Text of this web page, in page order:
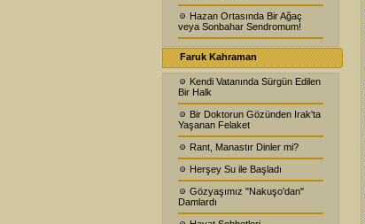
Hazan Ortasında Bir Ağaç
veya Sonbahar Sendromum!
Faruk Kahraman
Kendi Vatanında Sürgün Edilen
Bir Halk
Bir Doktorun Gözünden Irak'ta
Yaşanan Felaket
Rant, Manastır Dinler mi?
Herşey Su ile Başladı
Gözyaşımız "Nakuşo'dan"
Damlardı